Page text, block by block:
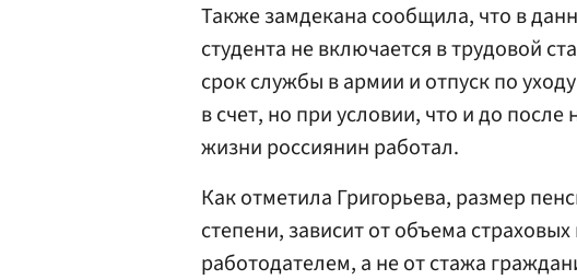
Также замдекана сообщила, что в
студента не включается в трудовой
срок службы в армии и отпуск по
в счет, но при условии, что и до
жизни россиянин работал.
Как отметила Григорьева, размер
степени, зависит от объема
работодателем, а не от стажа